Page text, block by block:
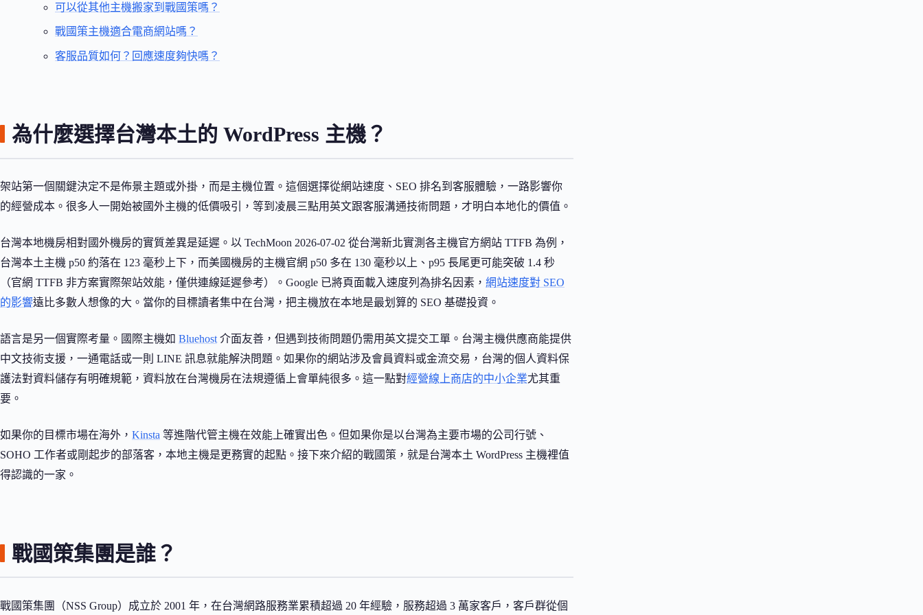
可以從其他主機搬家到戰國策嗎？
戰國策主機適合電商網站嗎？
客服品質如何？回應速度夠快嗎？
為什麼選擇台灣本土的 WordPress 主機？
架站第一個關鍵決定不是佈景主題或外掛，而是主機位置。這個選擇從網站速度、SEO 排名到客服體驗，一路影響你
的經營成本。很多人一開始被國外主機的低價吸引，等到凌晨三點用英文跟客服溝通技術問題，才明白本地化的價值。
台灣本地機房相對國外機房的實質差異是延遲。以 TechMoon 2026-07-02 從台灣新北實測各主機官方網站 TTFB 為例，
台灣本土主機 p50 約落在 123 毫秒上下，而美國機房的主機官網 p50 多在 130 毫秒以上、p95 長尾更可能突破 1.4 秒
（官網 TTFB 非方案實際架站效能，僅供連線延遲參考）。Google 已將頁面載入速度列為排名因素， 網站速度對 SEO
的影響遠比多數人想像的大。當你的目標讀者集中在台灣，把主機放在本地是最划算的 SEO 基礎投資。
語言是另一個實際考量。國際主機如 Bluehost 介面友善，但遇到技術問題仍需用英文提交工單。台灣主機供應商能提供
中文技術支援，一通電話或一則 LINE 訊息就能解決問題。如果你的網站涉及會員資料或金流交易，台灣的個人資料保
護法對資料儲存有明確規範，資料放在台灣機房在法規遵循上會單純很多。這一點對經營線上商店的中小企業尤其重
要。
如果你的目標市場在海外， Kinsta 等進階代管主機在效能上確實出色。但如果你是以台灣為主要市場的公司行號、
SOHO 工作者或剛起步的部落客，本地主機是更務實的起點。接下來介紹的戰國策，就是台灣本土 WordPress 主機裡值
得認識的一家。
戰國策集團是誰？
戰國策集團（NSS Group）成立於 2001 年，在台灣網路服務業累積超過 20 年經驗，服務超過 3 萬家客戶，客戶群從個